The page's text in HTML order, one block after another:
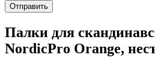
Отправить
Палки для
NordicPro Orange,